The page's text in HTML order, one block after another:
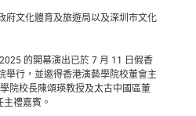
府文化體育及旅遊局以及深圳市文化
的開幕演出已於 7 月 11 日假香
舉行，並邀得香港演藝學院校董會主
院校長陳頌瑛教授及太古中國區董
禮嘉賓。